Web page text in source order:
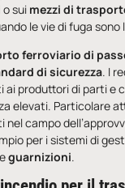
o sui mezzi di
le vie di fuga
ferroviario di
di sicurezza. I
ai produttori di parti e
elevati. Particolare
nel campo
per i sistemi di
guarnizioni.